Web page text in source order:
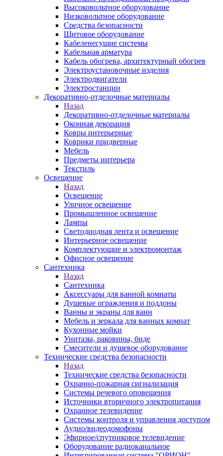
Высоковольтное оборудование
Низковольтное оборудование
Средства безопасности
Щитовое оборудование
Кабеленесущие системы
Кабельная арматура
Кабель обогрева, архитектурный обогрев
Электроустановочные изделия
Электродвигатели
Электростанции
Декоративно-отделочные материалы
Назад
Декоративно-отделочные материалы
Оконная декорация
Ковры интерьерные
Коврики придверные
Мебель
Предметы интерьера
Текстиль
Освещение
Назад
Освещение
Уличное освещение
Промышленное освещение
Лампы
Светодиодная лента и освещение
Интерьерное освещение
Комплектующие и электромонтаж
Офисное освещение
Сантехника
Назад
Сантехника
Аксессуары для ванной комнаты
Душевые ограждения и поддоны
Ванны и экраны для ванн
Мебель и зеркала для ванных комнат
Кухонные мойки
Унитазы, раковины, биде
Смесители и душевое оборудование
Технические средства безопасности
Назад
Технические средства безопасности
Охранно-пожарная сигнализация
Системы речевого оповещения
Источники вторичного электропитания
Охранное телевидение
Системы контроля и управления доступом
Аудио/видеодомофоны
Эфирное/спутниковое телевидение
Оборудование радиоканальное